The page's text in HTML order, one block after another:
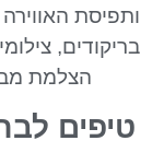
ותפיסת
בריקודים,
הצלמת
טיפים